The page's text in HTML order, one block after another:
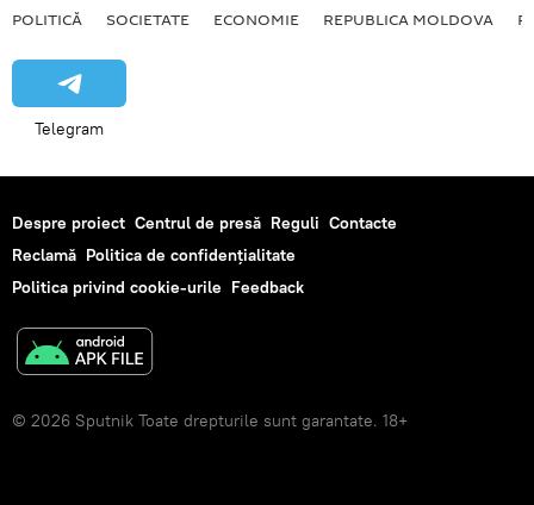
POLITICĂ SOCIETATE ECONOMIE REPUBLICA MOLDOVA
Telegram
Despre proiect Centrul de presă Reguli Contacte
Reclamă Politica de confidențialitate
Politica privind cookie-urile Feedback
© 2026 Sputnik Toate drepturile sunt garantate. 18+